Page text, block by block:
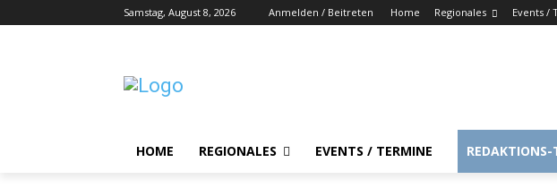
Samstag, August 8, 2026 Anmelden / Beitreten Home Regionales Events /
HOME REGIONALES EVENTS / TERMINE REDAKTIONS-